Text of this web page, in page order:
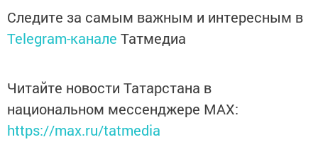
Следите за самым важным и интересным в
Telegram-канале Татмедиа
Читайте новости Татарстана в
национальном мессенджере MАХ:
https://max.ru/tatmedia